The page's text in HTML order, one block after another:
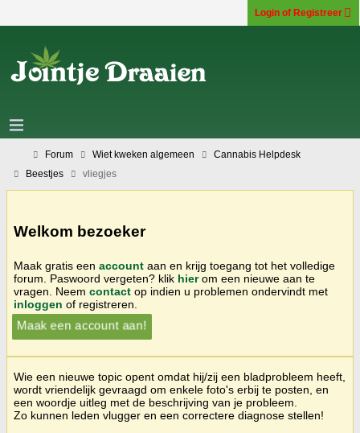
Login of Registreer
Forum Wiet kweken algemeen
Cannabis Helpdesk
Beestjes
vliegjes
Welkom bezoeker
Maak gratis een account aan en krijg toegang tot het volledige
forum. Paswoord vergeten? klik hierom een nieuwe aan te
vragen. Neem contact op indien u problemen ondervindt met
inloggen of registreren.
Maak een account aan!
Wie een nieuwe topic opent omdat hij/zij een bladprobleem heeft,
wordt vriendelijk gevraagd om enkele foto's erbij te posten, en
een woordje uitleg met de beschrijving van je probleem.
Zo kunnen leden vlugger en een correctere diagnose stellen!